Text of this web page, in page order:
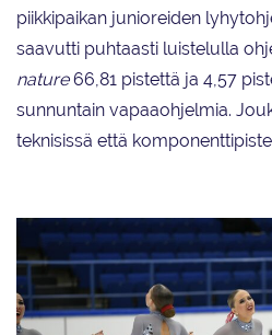
piikkipaikan junioreiden
saavutti puhtaasti luistelulla
nature66,81 pistettä ja 4,57
sunnuntain vapaaohjelmia.
teknisissä että